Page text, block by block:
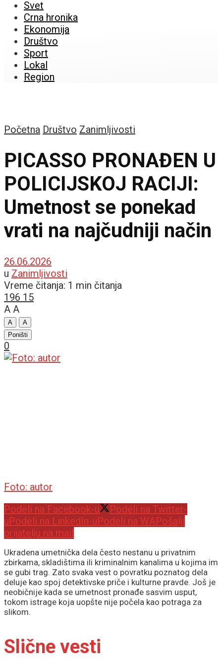
Svet
Crna hronika
Ekonomija
Društvo
Sport
Lokal
Region
Početna Društvo Zanimljivosti
PICASSO PRONAĐEN U
POLICIJSKOJ RACIJI:
Umetnost se ponekad
vrati na najčudniji način
26.06.2026
u Zanimljivosti
Vreme čitanja: 1 min čitanja
196 15
A A
A
A
Poništi
0
Foto: autor
Podeli na Facebook-u
Podeli na Twitter-
uPodeli na LinkedIn-uPodeli na WAPošalji
prijatelju na mail
Ukradena umetnička dela često nestanu u privatnim
zbirkama, skladištima ili kriminalnim kanalima u kojima im
se gubi trag. Zato svaka vest o povratku poznatog dela
deluje kao spoj detektivske priče i kulturne pravde. Još je
neobičnije kada se umetnost pronađe sasvim usput,
tokom istrage koja uopšte nije počela kao potraga za
slikom.
Slične vesti